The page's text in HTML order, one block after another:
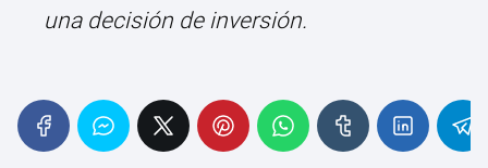
una decisión de inversión.